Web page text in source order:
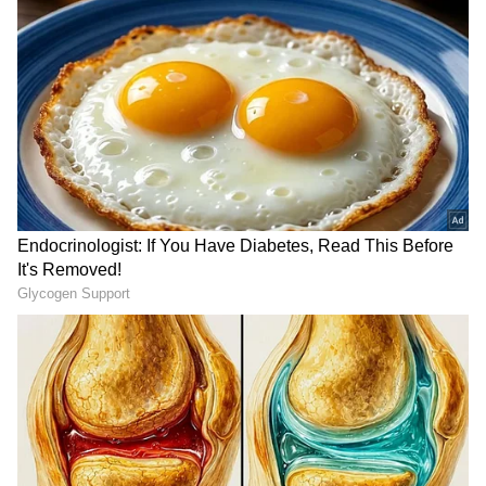
ದೆಹಲಿಯಲ್ಲಿ ಐದು ಅಂತಸ್ತಿನ ಕಟ್ಟಡ ಕುಸಿತ, ವಿಡಿಯೋ
ವೈರಲ್‌!
RECOMMENDED STORIES